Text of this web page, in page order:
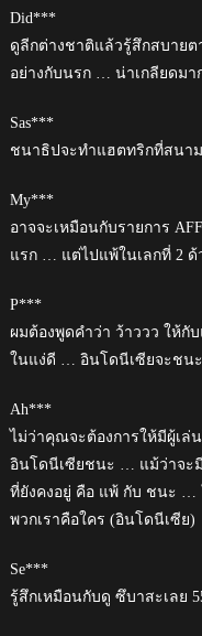
Did***
ดูลีกต่างชาติแล้วรู้สึกสบายต
อย่างกับนรก … น่าเกลียดมา
Sas***
ชนาธิปจะทำแฮตทริกที่สนาม
My***
อาจจะเหมือนกับรายการ
แรก … แต่ไปแพ้ในเลกที่ 2 ด้
P***
ผมต้องพูดคำว่า ว้าววว ให้
ในแง่ดี … อินโดนีเซียจะชนะ
Ah***
ไม่ว่าคุณจะต้องการให้มีผู้เ
อินโดนีเซียชนะ … แม้ว่าจะ
ที่ยังคงอยู่ คือ แพ้ กับ ชนะ …
พวกเราคือใคร (อินโดนีเซีย)
Se***
รู้สึกเหมือนกับดู ซึบาสะเลย